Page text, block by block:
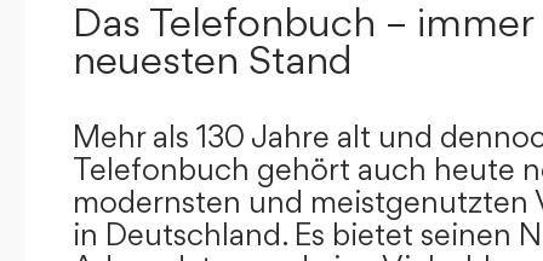
Das Telefonbuch –
neuesten Stand
Mehr als 130 Jahre alt und
Telefonbuch gehört auch heute
modernsten und meistgenutzten
in Deutschland. Es bietet seinen